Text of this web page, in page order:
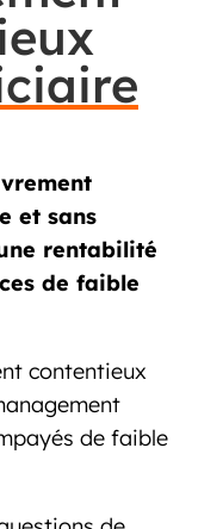
et sans
rentabilité
de faible
contentieux
de faible